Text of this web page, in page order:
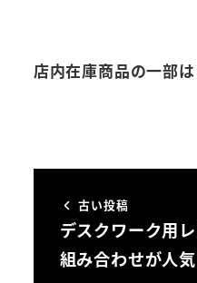
店内在庫商品の一部
古い投稿
デスクワーク用
組み合わせが人